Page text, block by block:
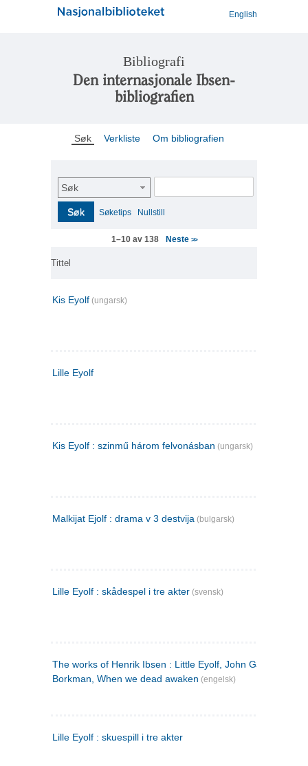
English
Bibliografi
Den internasjonale Ibsen-
bibliografien
Søk Verkliste Om bibliografien
Søk
Søk Søketips Nullstill
1–10 av 138 Neste >>
Tittel
Kis Eyolf (ungarsk)
Lille Eyolf
Kis Eyolf : szinmű három felvonásban (ungarsk)
Malkijat Ejolf : drama v 3 destvija (bulgarsk)
Lille Eyolf : skådespel i tre akter (svensk)
The works of Henrik Ibsen : Little Eyolf, John Gabriel
Borkman, When we dead awaken (engelsk)
Lille Eyolf : skuespill i tre akter